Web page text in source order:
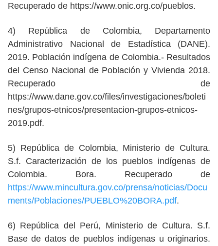
Recuperado de https://www.onic.org.co/pueblos.
4) República de Colombia, Departamento
Administrativo Nacional de Estadística (DANE).
2019. Población indígena de Colombia.- Resultados
del Censo Nacional de Población y Vivienda 2018.
Recuperado de
https://www.dane.gov.co/files/investigaciones/boleti
nes/grupos-etnicos/presentacion-grupos-etnicos-
2019.pdf.
5) República de Colombia, Ministerio de Cultura.
S.f. Caracterización de los pueblos indígenas de
Colombia. Bora. Recuperado de
https://www.mincultura.gov.co/prensa/noticias/Docu
ments/Poblaciones/PUEBLO%20BORA.pdf.
6) República del Perú, Ministerio de Cultura. S.f.
Base de datos de pueblos indígenas u originarios.